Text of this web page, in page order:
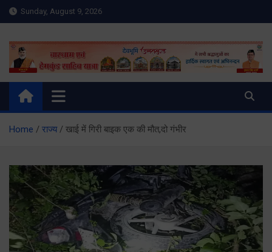
Skip
to
Sunday, August 9, 2026
Meru Raibar | Uttarakhand
News | Uttarkashi News
meruraibar.com
Home राज्य खाई में गिरी बाइक एक की मौत,दो गंभीर